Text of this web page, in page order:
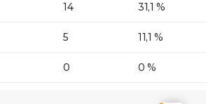
14 31,1 %
5 11,1 %
0 0 %